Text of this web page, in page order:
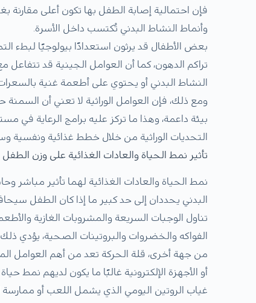
فإن احتمالية إصابة الطفل بها تكون أعلى مقارنة
وأنماط النشاط البدني تُكتسب داخل الأسرة.
بعض الأطفال قد يرثون استعدادًا بيولوجيًا لبطء
تراكم الدهون، كما أن العوامل الجينية قد
النشاط البدني أو يحتوي على أطعمة غنية بالسعرات
ومع ذلك، فإن العوامل الوراثية لا تعني أن
بيئة داعمة، وهذا ما تركز عليه برامج الرعاية
التحديات الوراثية من خلال خطط غذائية ونفسية
تأثير نمط الحياة والعادات الغذائية على وزن الطفل
نمط الحياة والعادات الغذائية لهما تأثير
البدني يحددان إلى حد كبير ما إذا كان الطفل
تناول الوجبات السريعة والمشروبات الغازية
الفواكه والخضروات والبروتينات الصحية، يؤدي
من جهة أخرى، قلة الحركة تعد من أهم العوامل
أو الأجهزة الإلكترونية غالبًا ما يكون لديهم نمط
غياب الروتين اليومي الذي يشمل اللعب أو ممارسة